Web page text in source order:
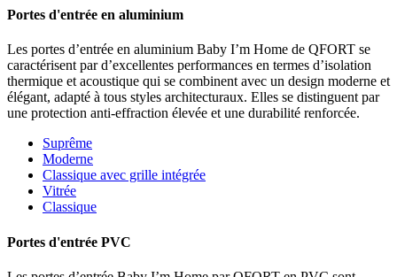
Portes d'entrée en aluminium
Les portes d’entrée en aluminium Baby I’m Home de QFORT se
caractérisent par d’excellentes performances en termes d’isolation
thermique et acoustique qui se combinent avec un design moderne et
élégant, adapté à tous styles architecturaux. Elles se distinguent par
une protection anti-effraction élevée et une durabilité renforcée.
Suprême
Moderne
Classique avec grille intégrée
Vitrée
Classique
Portes d'entrée PVC